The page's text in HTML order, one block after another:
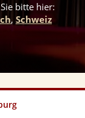
bitte hier:
, Schweiz